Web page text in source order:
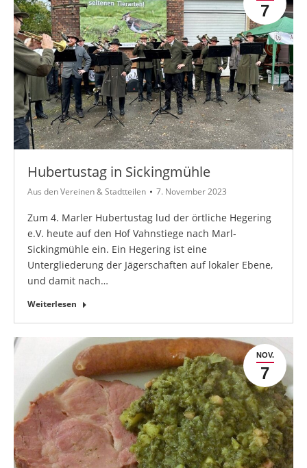
7
Hubertustag in Sickingmühle
Aus den Vereinen & Stadtteilen 7. November 2023
Zum 4. Marler Hubertustag lud der örtliche Hegering
e.V. heute auf den Hof Vahnstiege nach Marl-
Sickingmühle ein. Ein Hegering ist eine
Untergliederung der Jägerschaften auf lokaler Ebene,
und damit nach…
Weiterlesen
NOV.
7